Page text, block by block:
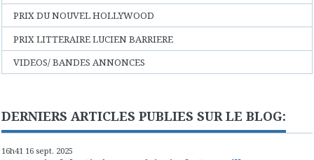
PRIX DU NOUVEL HOLLYWOOD
PRIX LITTERAIRE LUCIEN BARRIERE
VIDEOS/ BANDES ANNONCES
DERNIERS ARTICLES PUBLIES SUR LE BLOG:
16h41 16 sept. 2025